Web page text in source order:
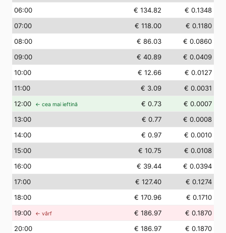
06:00 € 134.82
€ 0.1348
07:00 € 118.00
€ 0.1180
08:00 € 86.03
€ 0.0860
09:00 € 40.89
€ 0.0409
10:00 € 12.66
€ 0.0127
11:00 € 3.09
€ 0.0031
12:00 ← cea mai ieftină € 0.73
€ 0.0007
13:00 € 0.77
€ 0.0008
14:00 € 0.97
€ 0.0010
15:00 € 10.75
€ 0.0108
16:00 € 39.44
€ 0.0394
17:00 € 127.40
€ 0.1274
18:00 € 170.96
€ 0.1710
19:00 ← vârf € 186.97
€ 0.1870
20:00 € 186.97
€ 0.1870